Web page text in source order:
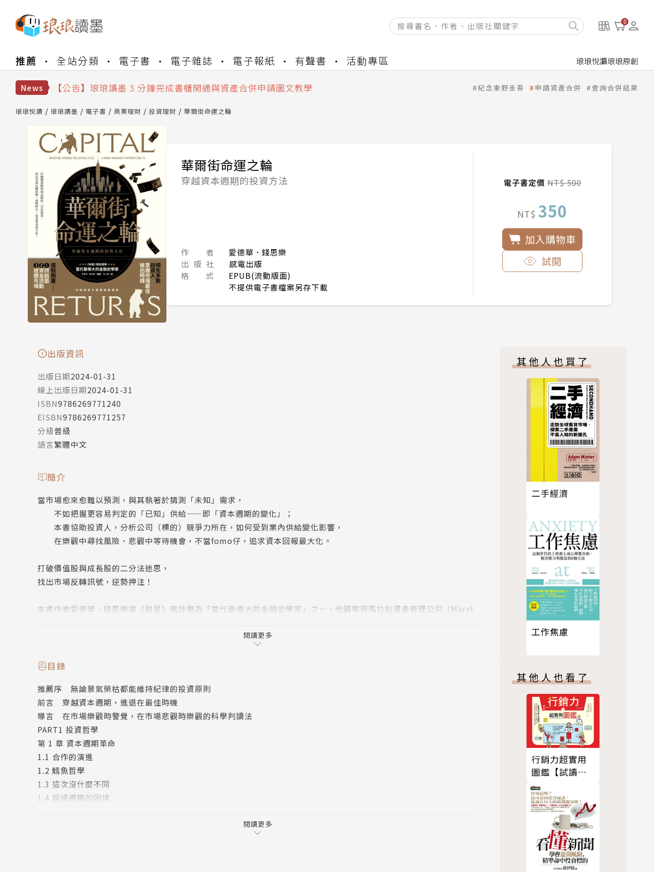
0
推薦 全站分類 電子書 電子雜誌 電子報紙 有聲書 活動專區 琅琅悅讀琅琅原創
News
【公告】琅琅讀墨數位閱讀資產合併與書櫃開通申請
【公告】琅琅讀墨 3 分鐘完成書櫃開通與資產合併申請圖文教學
【公告】琅琅讀墨數位閱讀資產合併與書櫃開通申請
紀念東野圭吾 申請資產合併 查詢合併結果
琅琅悅讀 琅琅讀墨 電子書 商業理財 投資理財 華爾街命運之輪
華爾街命運之輪
穿越資本週期的投資方法
作 者
愛德華．錢思樂
出 版 社
感電出版
格 式
EPUB(流動版面)
不提供電子書檔案另存下載
電子書定價NT$ 500
NT$ 350
加入購物車
試閱
出版資訊
出版日期2024-01-31
線上出版日期2024-01-31
ISBN9786269771240
EISBN9786269771257
分級普級
語言繁體中文
簡介
當市場愈來愈難以預測，與其執著於猜測「未知」需求，
不如把握更容易判定的「已知」供給——即「資本週期的變化」；
本書協助投資人，分析公司（標的）競爭力所在，如何受到業內供給變化影響，
在樂觀中尋找風險、悲觀中等待機會，不當fomo仔，追求資本回報最大化。
打破價值股與成長股的二分法迷思，
找出市場反轉訊號，逆勢押注！
本書作者愛德華．錢思樂被《財星》雜誌譽為「當代最偉大的金融史學家」之一，他觀察到馬拉松資產管理公司（Marat
馬拉松資產管理公司每年寫八封信／投資回顧（Global Investment Review）給投資人，談他們對市場和股票的看
法。錢思樂為了找出他們維持最大化資本回報的方法，收集並分析該企業最具洞察力的報告，他發現他們與投資大眾最大
判定企業競爭力、打破價值投資與投資成長型標的這類二分法迷思，致力於從成長型標的中找到更可能長期持有的潛力成
長股。
本書也透過全球不同產業的真實案例，包括啤酒製造到半導體等，說明資本週期策略在不同市場條件下都能發揮效
果。
馬拉松資產管理公司將這套投資方法稱為「資本週期分析法」，並列出了六大法則。
帶你穿越資本週期，進出任何產業都能有效放大資本回報：
資本週期分析側重供給而非需求，供給的前景不像需求那樣不確定，因此更容易預測。
閱讀更多
目錄
推薦序 無論景氣榮枯都能維持紀律的投資原則
前言 穿越資本週期，進退在最佳時機
導言 在市場樂觀時警覺，在市場悲觀時樂觀的科學判讀法
PART1 投資哲學
第 1 章 資本週期革命
1.1 合作的演進
1.2 鱈魚哲學
1.3 這次沒什麼不同
1.4 超級週期的困境
閱讀更多
其他人也買了
二手經濟
工作焦慮
其他人也看了
行銷力超實用
圖鑑【試讀
本】